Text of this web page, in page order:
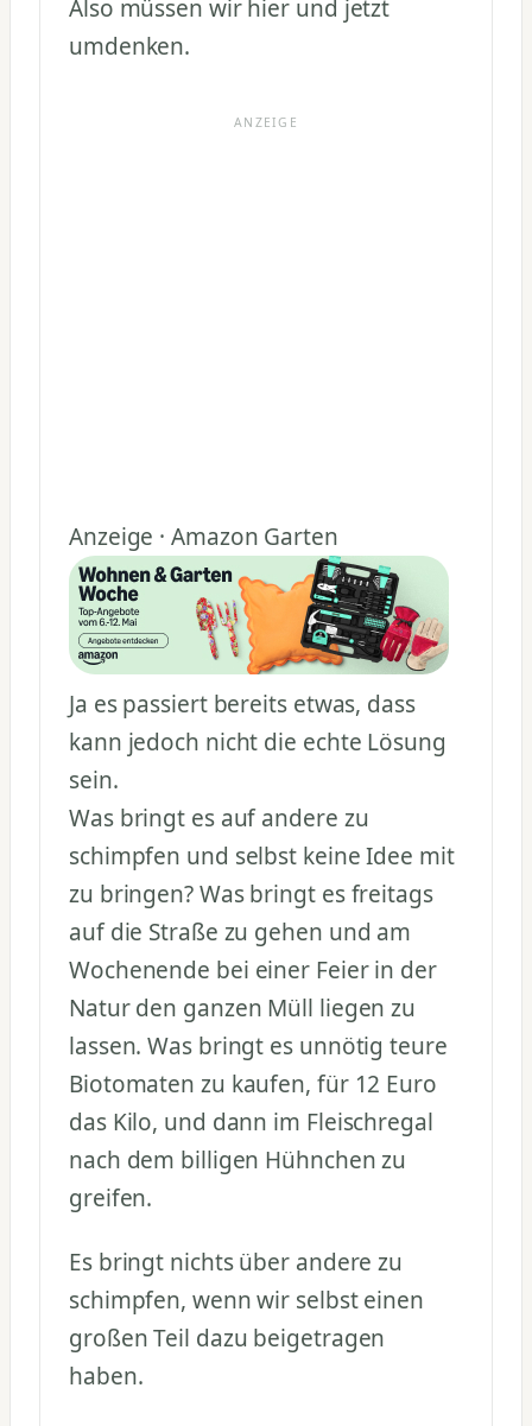
Also müssen wir hier und jetzt
umdenken.
ANZEIGE
Anzeige · Amazon Garten
Ja es passiert bereits etwas, dass
kann jedoch nicht die echte Lösung
sein.
Was bringt es auf andere zu
schimpfen und selbst keine Idee mit
zu bringen? Was bringt es freitags
auf die Straße zu gehen und am
Wochenende bei einer Feier in der
Natur den ganzen Müll liegen zu
lassen. Was bringt es unnötig teure
Biotomaten zu kaufen, für 12 Euro
das Kilo, und dann im Fleischregal
nach dem billigen Hühnchen zu
greifen.
Es bringt nichts über andere zu
schimpfen, wenn wir selbst einen
großen Teil dazu beigetragen
haben.